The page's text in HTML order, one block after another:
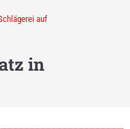
auf
in